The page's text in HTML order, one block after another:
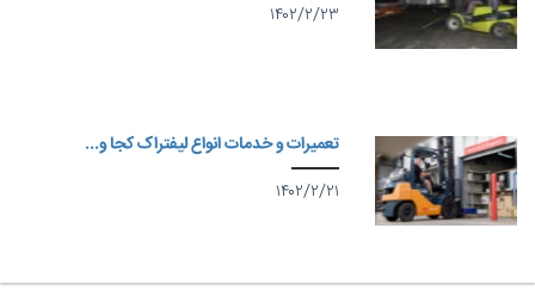
۱۴۰۲/۲/۲۳
تعمیرات و خدمات انواع لیفتراک کجا و...
۱۴۰۲/۲/۲۱